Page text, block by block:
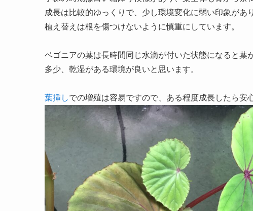
成長は比較的ゆっくりで、少し環境変化に弱い印象があ
植え替えは根を傷つけないように慎重にしています。
ベゴニアの葉は長時間同じ水滴が付いた状態になると葉
多少、乾湿がある環境が良いと思います。
葉挿しでの増殖は容易ですので、ある程度成長したら安